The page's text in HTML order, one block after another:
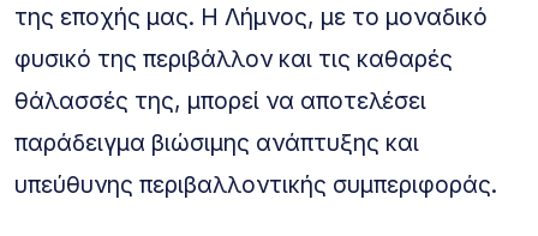
της εποχής μας. Η Λήμνος, με το μοναδικό
φυσικό της περιβάλλον και τις καθαρές
θάλασσές της, μπορεί να αποτελέσει
παράδειγμα βιώσιμης ανάπτυξης και
υπεύθυνης περιβαλλοντικής συμπεριφοράς.